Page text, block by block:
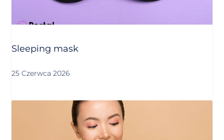
Sleeping mask
25 Czerwca 2026